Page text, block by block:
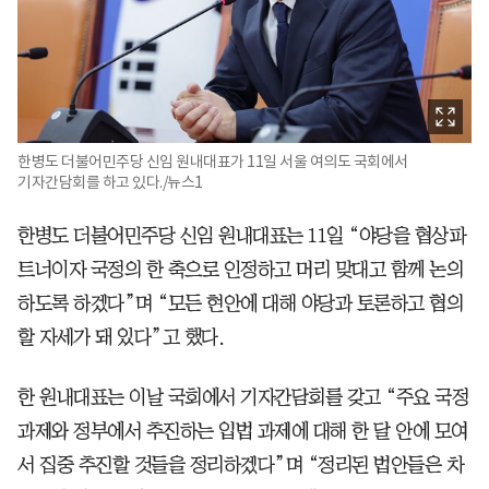
한병도 더불어민주당 신임 원내대표가 11일 서울 여의도 국회에서
기자간담회를 하고 있다./뉴스1
한병도 더불어민주당 신임 원내대표는 11일 “야당을 협상파
트너이자 국정의 한 축으로 인정하고 머리 맞대고 함께 논의
하도록 하겠다”며 “모든 현안에 대해 야당과 토론하고 협의
할 자세가 돼 있다”고 했다.
한 원내대표는 이날 국회에서 기자간담회를 갖고 “주요 국정
과제와 정부에서 추진하는 입법 과제에 대해 한 달 안에 모여
서 집중 추진할 것들을 정리하겠다”며 “정리된 법안들은 차